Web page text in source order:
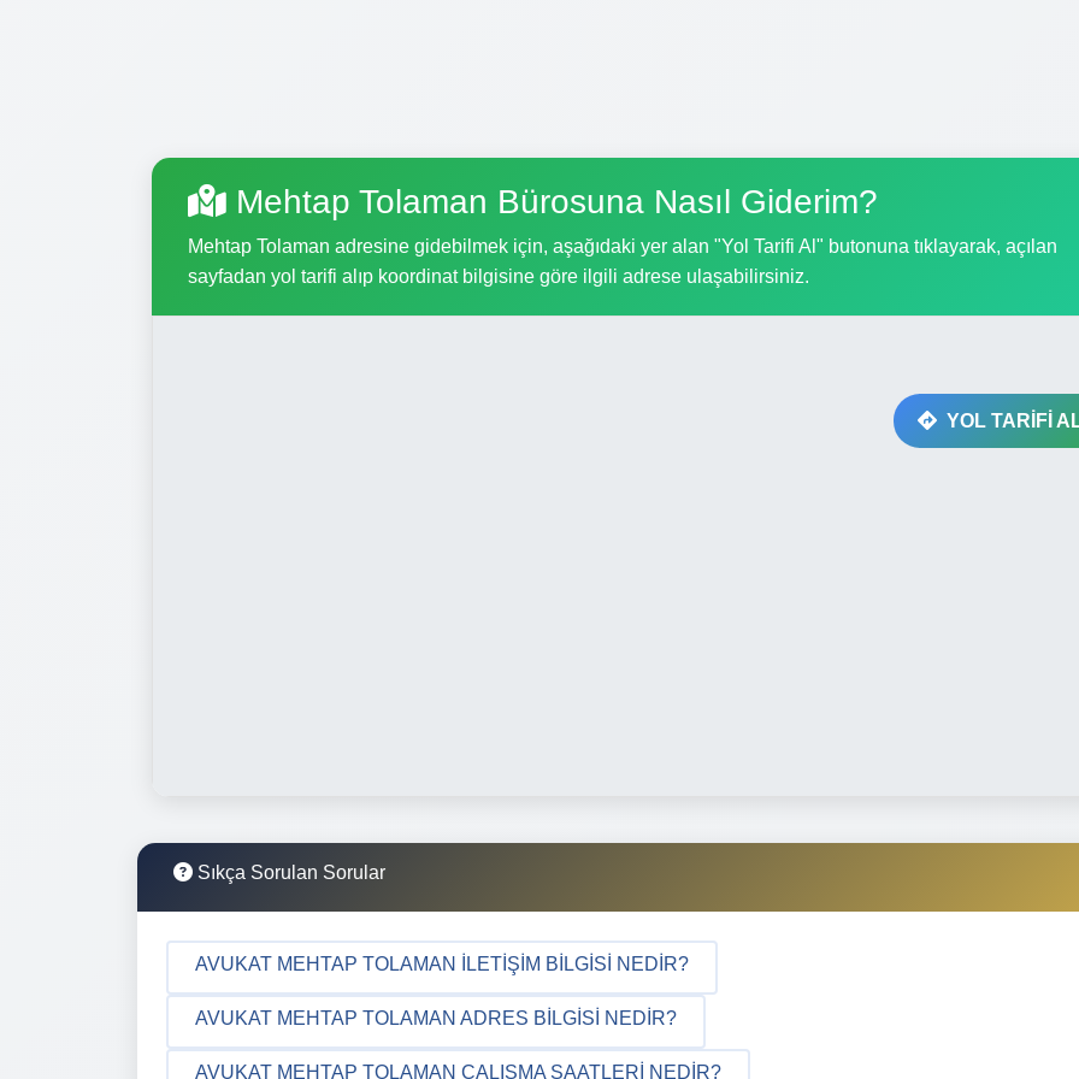
Mehtap Tolaman Bürosuna Nasıl Giderim?
Mehtap Tolaman adresine gidebilmek için, aşağıdaki yer alan "Yol Tarifi Al" butonuna tıklayarak, açılan
sayfadan yol tarifi alıp koordinat bilgisine göre ilgili adrese ulaşabilirsiniz.
YOL TARİFİ
Sıkça Sorulan Sorular
AVUKAT MEHTAP TOLAMAN İLETIŞIM BILGISI NEDIR?
AVUKAT MEHTAP TOLAMAN ADRES BILGISI NEDIR?
AVUKAT MEHTAP TOLAMAN ÇALIŞMA SAATLERI NEDIR?